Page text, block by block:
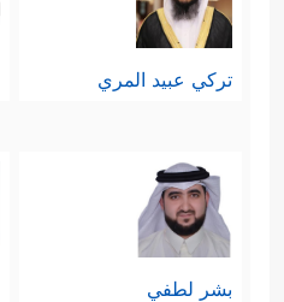
تركي عبيد المري
بشر لطفي